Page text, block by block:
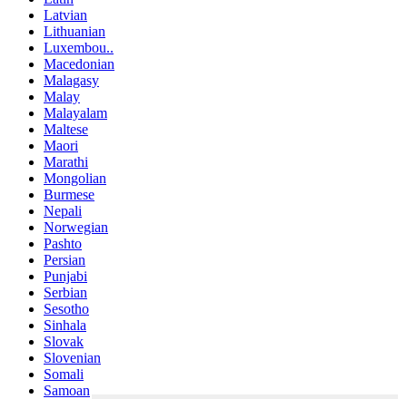
Latvian
Lithuanian
Luxembou..
Macedonian
Malagasy
Malay
Malayalam
Maltese
Maori
Marathi
Mongolian
Burmese
Nepali
Norwegian
Pashto
Persian
Punjabi
Serbian
Sesotho
Sinhala
Slovak
Slovenian
Somali
Samoan